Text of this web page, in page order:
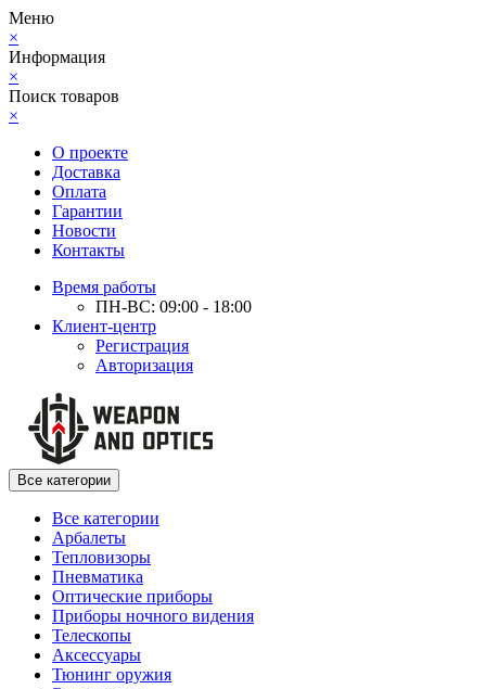
Меню
×
Информация
×
Поиск товаров
×
О проекте
Доставка
Оплата
Гарантии
Новости
Контакты
Время работы
ПН-ВС: 09:00 - 18:00
Клиент-центр
Регистрация
Авторизация
Все категории
Все категории
Арбалеты
Тепловизоры
Пневматика
Оптические приборы
Приборы ночного видения
Телескопы
Аксессуары
Тюнинг оружия